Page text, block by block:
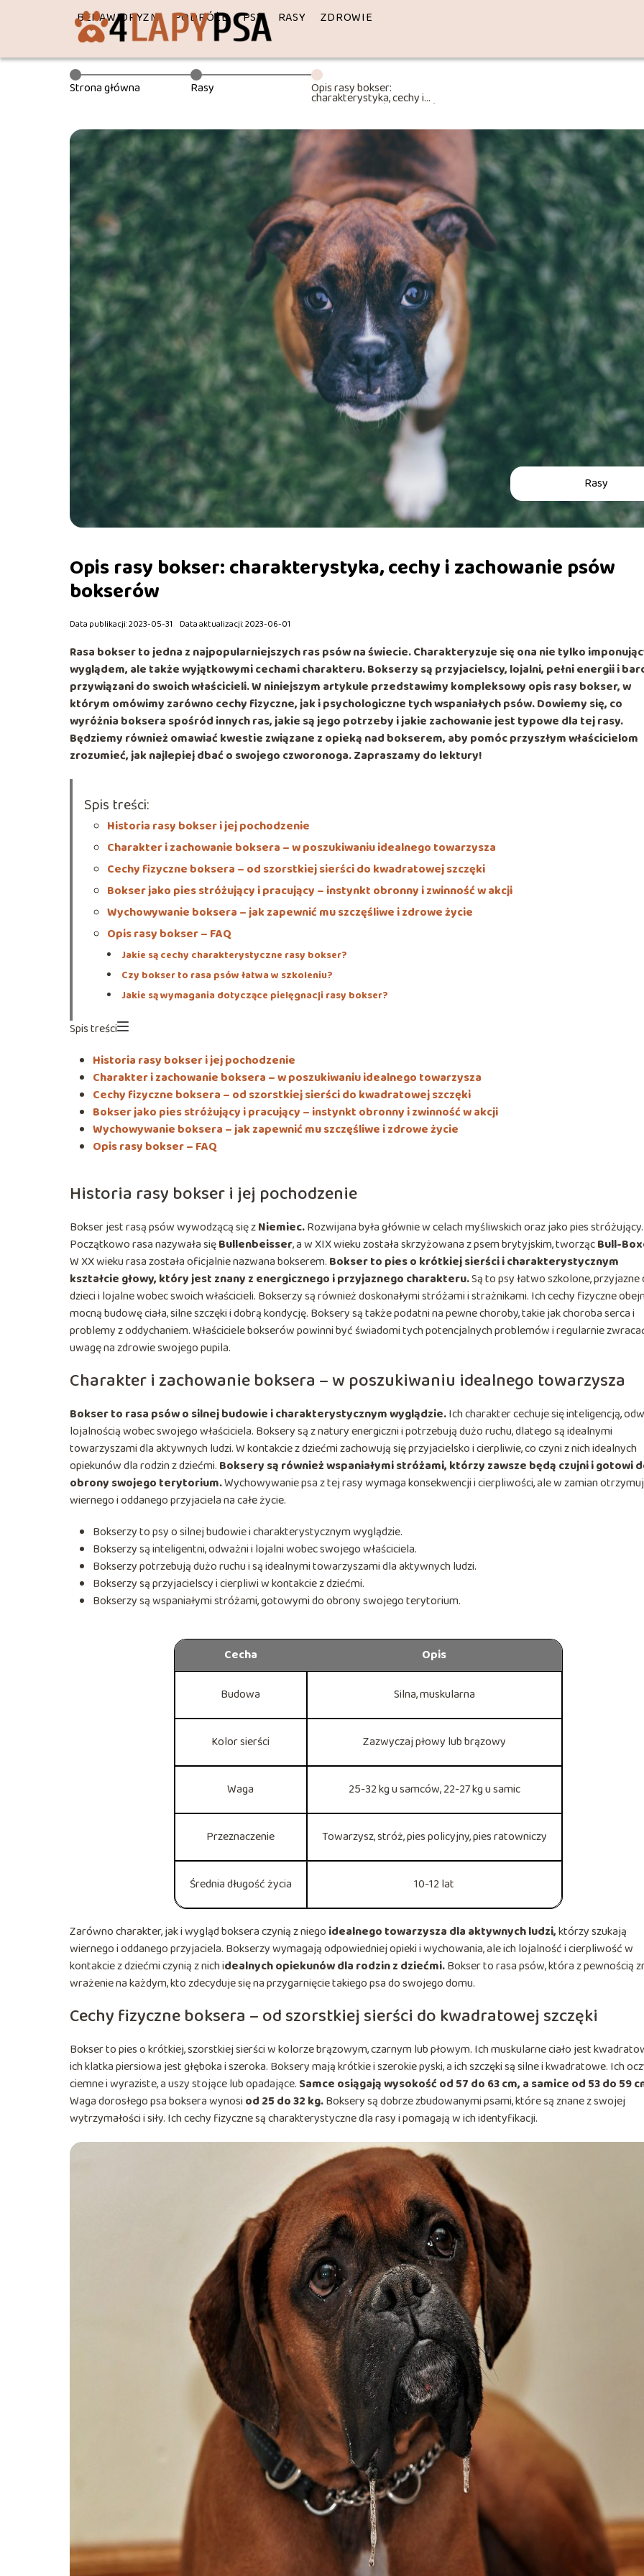
BEHAWIORYZM PODRÓŻE PSY RASY ZDROWIE
Strona główna Rasy Opis rasy bokser:
charakterystyka, cechy i
zachowanie psów bokserów
Rasy
Opis rasy bokser: charakterystyka, cechy i zachowanie psów
bokserów
Data publikacji: 2023-05-31 Data aktualizacji: 2023-06-01
Rasa bokser to jedna z najpopularniejszych ras psów na świecie. Charakteryzuje się ona nie tylko
wyglądem, ale także wyjątkowymi cechami charakteru. Bokserzy są przyjacielscy, lojalni, pełni energii i
przywiązani do swoich właścicieli. W niniejszym artykule przedstawimy kompleksowy opis rasy bokser, w
którym omówimy zarówno cechy fizyczne, jak i psychologiczne tych wspaniałych psów. Dowiemy się, co
wyróżnia boksera spośród innych ras, jakie są jego potrzeby i jakie zachowanie jest typowe dla tej rasy.
Będziemy również omawiać kwestie związane z opieką nad bokserem, aby pomóc przyszłym właścicielom
zrozumieć, jak najlepiej dbać o swojego czworonoga. Zapraszamy do lektury!
Spis treści:
Historia rasy bokser i jej pochodzenie
Charakter i zachowanie boksera – w poszukiwaniu idealnego towarzysza
Cechy fizyczne boksera – od szorstkiej sierści do kwadratowej szczęki
Bokser jako pies stróżujący i pracujący – instynkt obronny i zwinność w akcji
Wychowywanie boksera – jak zapewnić mu szczęśliwe i zdrowe życie
Opis rasy bokser – FAQ
Jakie są cechy charakterystyczne rasy bokser?
Czy bokser to rasa psów łatwa w szkoleniu?
Jakie są wymagania dotyczące pielęgnacji rasy bokser?
Spis treści
Historia rasy bokser i jej pochodzenie
Charakter i zachowanie boksera – w poszukiwaniu idealnego towarzysza
Cechy fizyczne boksera – od szorstkiej sierści do kwadratowej szczęki
Bokser jako pies stróżujący i pracujący – instynkt obronny i zwinność w akcji
Wychowywanie boksera – jak zapewnić mu szczęśliwe i zdrowe życie
Opis rasy bokser – FAQ
Historia rasy bokser i jej pochodzenie
Bokser jest rasą psów wywodzącą się zNiemiec.Rozwijana była głównie w celach myśliwskich oraz jako pies stróżujący.
Początkowo rasa nazywała sięBullenbeisser, a w XIX wieku została skrzyżowana z psem brytyjskim, tworzącBull-
W XX wieku rasa została oficjalnie nazwana bokserem. Bokser to pies o krótkiej sierści i charakterystycznym
kształcie głowy, który jest znany z energicznego i przyjaznego charakteru.Są to psy łatwo szkolone, przyjazne
dzieci i lojalne wobec swoich właścicieli. Bokserzy są również doskonałymi stróżami i strażnikami. Ich cechy fizyczne
mocną budowę ciała, silne szczęki i dobrą kondycję. Boksery są także podatni na pewne choroby, takie jak choroba serca i
problemy z oddychaniem. Właściciele bokserów powinni być świadomi tych potencjalnych problemów i regularnie
uwagę na zdrowie swojego pupila.
Charakter i zachowanie boksera – w poszukiwaniu idealnego towarzysza
Bokser to rasa psów o silnej budowie i charakterystycznym wyglądzie.Ich charakter cechuje się inteligencją,
lojalnością wobec swojego właściciela. Boksery są z natury energiczni i potrzebują dużo ruchu, dlatego są idealnymi
towarzyszami dla aktywnych ludzi. W kontakcie z dziećmi zachowują się przyjacielsko i cierpliwie, co czyni z nich idealnych
opiekunów dla rodzin z dziećmi. Boksery są również wspaniałymi stróżami, którzy zawsze będą czujni i gotowi
obrony swojego terytorium.Wychowywanie psa z tej rasy wymaga konsekwencji i cierpliwości, ale w zamian
wiernego i oddanego przyjaciela na całe życie.
Bokserzy to psy o silnej budowie i charakterystycznym wyglądzie.
Bokserzy są inteligentni, odważni i lojalni wobec swojego właściciela.
Bokserzy potrzebują dużo ruchu i są idealnymi towarzyszami dla aktywnych ludzi.
Bokserzy są przyjacielscy i cierpliwi w kontakcie z dziećmi.
Bokserzy są wspaniałymi stróżami, gotowymi do obrony swojego terytorium.
Cecha Opis
Budowa Silna, muskularna
Kolor sierści Zazwyczaj płowy lub brązowy
Waga 25-32 kg u samców, 22-27 kg u samic
Przeznaczenie Towarzysz, stróż, pies policyjny, pies ratowniczy
Średnia długość życia 10-12 lat
Zarówno charakter, jak i wygląd boksera czynią z niego idealnego towarzysza dla aktywnych ludzi,którzy szukają
wiernego i oddanego przyjaciela. Bokserzy wymagają odpowiedniej opieki i wychowania, ale ich lojalność i cierpliwość w
kontakcie z dziećmi czynią z nich idealnych opiekunów dla rodzin z dziećmi.Bokser to rasa psów, która z pewnością
wrażenie na każdym, kto zdecyduje się na przygarnięcie takiego psa do swojego domu.
Cechy fizyczne boksera – od szorstkiej sierści do kwadratowej szczęki
Bokser to pies o krótkiej, szorstkiej sierści w kolorze brązowym, czarnym lub płowym. Ich muskularne ciało jest
ich klatka piersiowa jest głęboka i szeroka. Boksery mają krótkie i szerokie pyski, a ich szczęki są silne i kwadratowe. Ich
ciemne i wyraziste, a uszy stojące lub opadające. Samce osiągają wysokość od 57 do 63 cm, a samice od 53 do 59
Waga dorosłego psa boksera wynosi od 25 do 32 kg.Boksery są dobrze zbudowanymi psami, które są znane z swojej
wytrzymałości i siły. Ich cechy fizyczne są charakterystyczne dla rasy i pomagają w ich identyfikacji.